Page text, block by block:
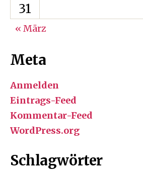
31
« März
Meta
Anmelden
Eintrags-Feed
Kommentar-Feed
WordPress.org
Schlagwörter